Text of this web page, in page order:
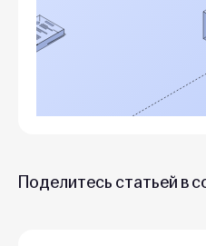
Поделитесь статьей в